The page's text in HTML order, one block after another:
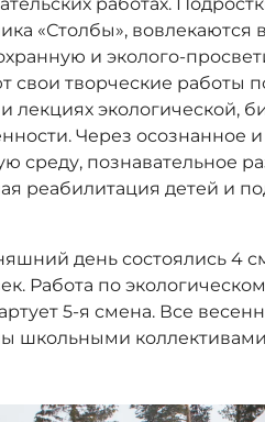
«Столбы», вовлекаются
и эколого-
свои творческие работы
лекциях экологической,
Через осознанное
среду, познавательное
реабилитация детей и
день состоялись 4
Работа по
5-я смена. Все
школьными